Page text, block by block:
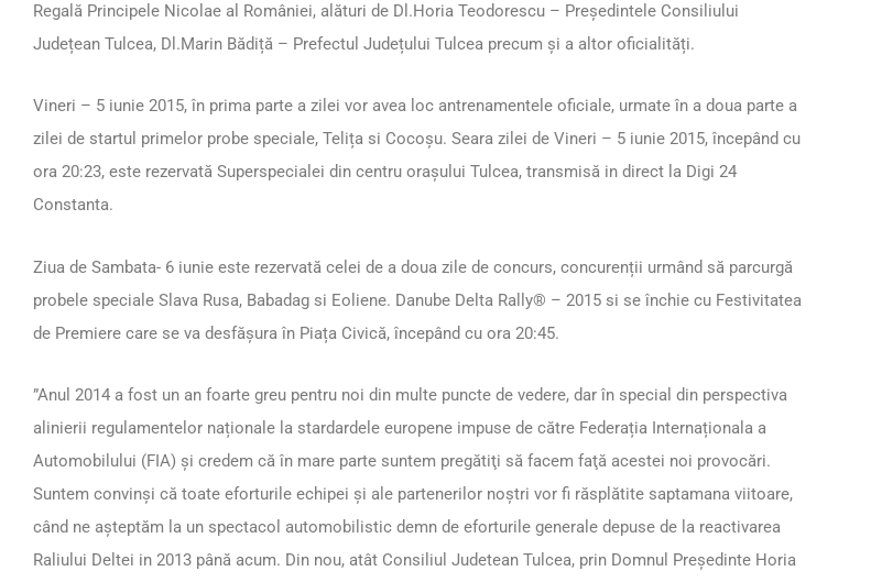
Regală Principele Nicolae al României, alături de Dl.Horia Teodorescu – Președintele Consiliului
Județean Tulcea, Dl.Marin Bădiță – Prefectul Județului Tulcea precum și a altor oficialități.
Vineri – 5 iunie 2015, în prima parte a zilei vor avea loc antrenamentele oficiale, urmate în a doua parte a
zilei de startul primelor probe speciale, Telița si Cocoșu. Seara zilei de Vineri – 5 iunie 2015, începând cu
ora 20:23, este rezervată Superspecialei din centru orașului Tulcea, transmisă in direct la Digi 24
Constanta.
Ziua de Sambata- 6 iunie este rezervată celei de a doua zile de concurs, concurenții urmând să parcurgă
probele speciale Slava Rusa, Babadag si Eoliene. Danube Delta Rally® – 2015 si se închie cu Festivitatea
de Premiere care se va desfășura în Piața Civică, începând cu ora 20:45.
”Anul 2014 a fost un an foarte greu pentru noi din multe puncte de vedere, dar în special din perspectiva
alinierii regulamentelor naționale la stardardele europene impuse de către Federația Internaționala a
Automobilului (FIA) şi credem că în mare parte suntem pregătiţi să facem faţă acestei noi provocări.
Suntem convinşi că toate eforturile echipei şi ale partenerilor noştri vor fi răsplătite saptamana viitoare,
când ne așteptăm la un spectacol automobilistic demn de eforturile generale depuse de la reactivarea
Raliului Deltei in 2013 până acum. Din nou, atât Consiliul Judetean Tulcea, prin Domnul Preşedinte Horia